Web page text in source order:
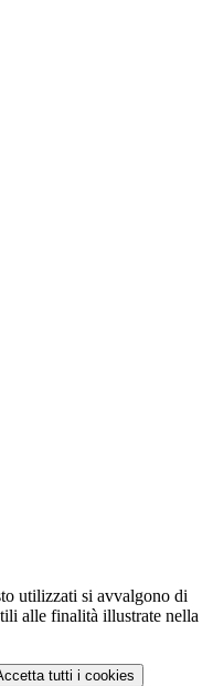
utilizzati si avvalgono di
alle finalità illustrate nella
tutti i cookies